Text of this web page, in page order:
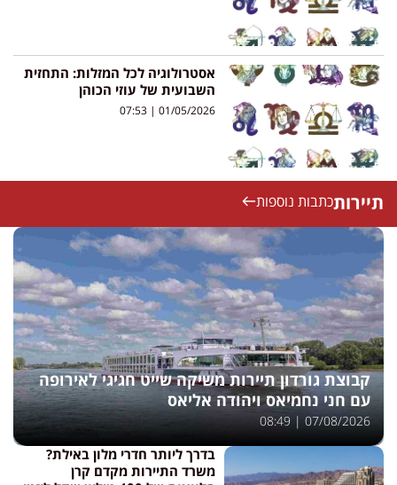
אסטרולוגיה לכל המזלות: התחזית
השבועית של עוזי הכוהן
01/05/2026
תיירותכתבות נוספות
קבוצת גורדון תיירות משיקה שייט חגיגי לאירופה
עם חני נחמיאס ויהודה אליאס
07/08/2026
בדרך ליותר חדרי מלון באילת?
משרד התיירות מקדם קרן